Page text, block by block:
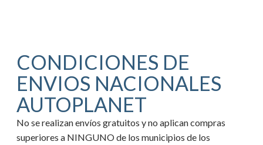
CONDICIONES DE
ENVIOS NACIONALES
AUTOPLANET
No se realizan envíos gratuitos y no aplican compras
superiores a NINGUNO de los municipios de los